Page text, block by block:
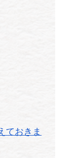
ておきま